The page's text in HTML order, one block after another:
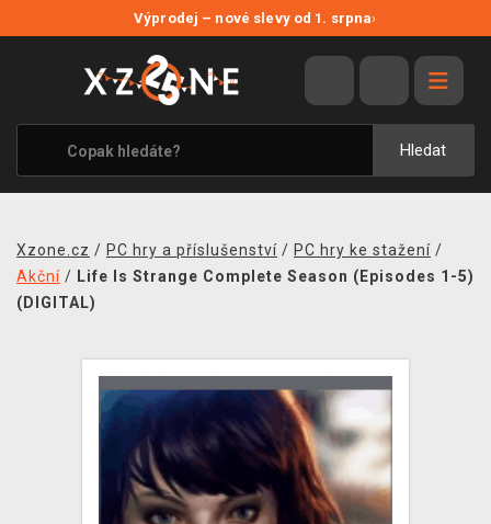
Výprodej – nové slevy od 1. srpna›
Hledat
VÝPRODEJ
VIDEOHRY
XZONE ORIGINALS
TÉMATIKY
MERCHANDISE
KONTAKT
Xzone.cz / PC hry a příslušenství / PC hry ke stažení /
Akční / Life Is Strange Complete Season (Episodes 1-5)
(DIGITAL)